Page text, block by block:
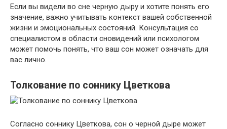
Если вы видели во сне черную дыру и хотите понять его
значение, важно учитывать контекст вашей собственной
жизни и эмоциональных состояний. Консультация со
специалистом в области сновидений или психологом
может помочь понять, что ваш сон может означать для
вас лично.
Толкование по соннику Цветкова
Согласно соннику Цветкова, сон о черной дыре может